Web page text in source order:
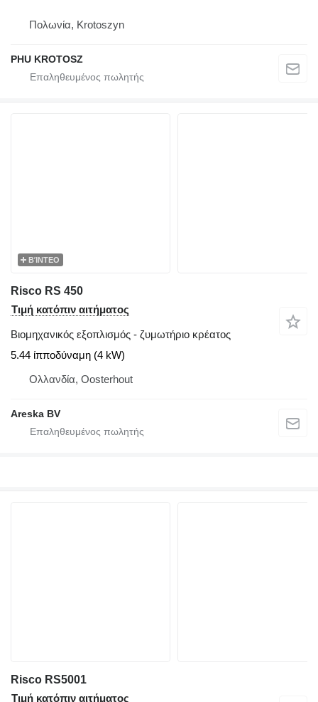
Πολωνία, Krotoszyn
PHU KROTOSZ
ΒΊΝΤΕΟ
Risco RS 450
Τιμή κατόπιν αιτήματος
Βιομηχανικός εξοπλισμός - ζυμωτήριο κρέατος
5.44 ίπποδύναμη (4 kW)
Ολλανδία, Oosterhout
Areska BV
Risco RS5001
Τιμή κατόπιν αιτήματος